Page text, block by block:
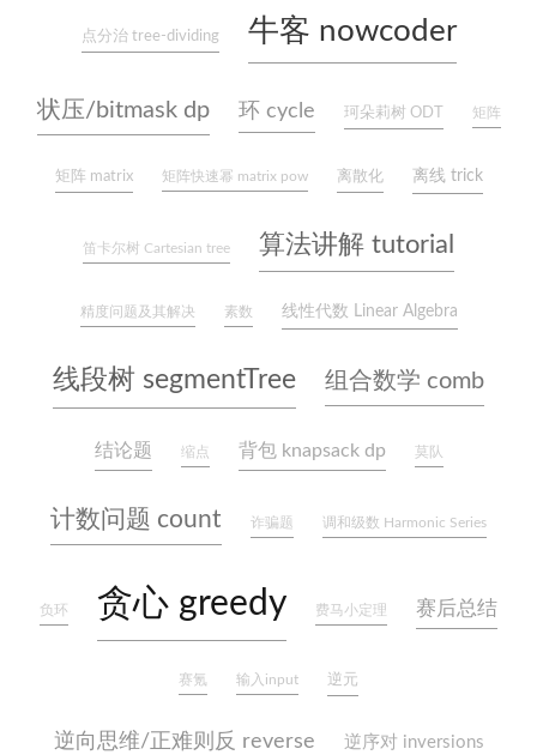
点分治 tree-dividing 牛客 nowcoder
状压/bitmask dp 环 cycle 珂朵莉树 ODT 矩阵
矩阵 matrix 矩阵快速幂 matrix pow 离散化 离线 trick
笛卡尔树 Cartesian tree 算法讲解 tutorial
精度问题及其解决 素数 线性代数 Linear Algebra
线段树 segmentTree 组合数学 comb
结论题 缩点 背包 knapsack dp 莫队
计数问题 count 诈骗题 调和级数 Harmonic Series
负环 贪心 greedy 费马小定理 赛后总结
赛氪 输入input 逆元
逆向思维/正难则反 reverse 逆序对 inversions